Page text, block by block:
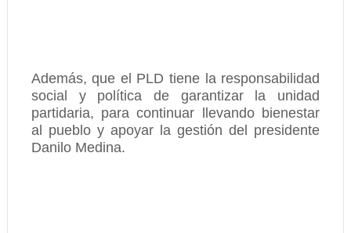
Además, que el PLD tiene la responsabilidad
social y política de garantizar la unidad
partidaria, para continuar llevando bienestar
al pueblo y apoyar la gestión del presidente
Danilo Medina.